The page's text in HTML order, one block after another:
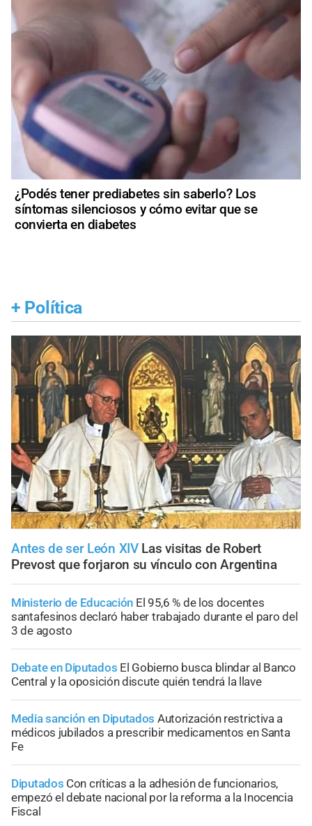
¿Podés tener prediabetes sin saberlo? Los
síntomas silenciosos y cómo evitar que se
convierta en diabetes
+ Política
Antes de ser León XIV Las visitas de Robert
Prevost que forjaron su vínculo con Argentina
Ministerio de Educación El 95,6 % de los docentes
santafesinos declaró haber trabajado durante el paro del
3 de agosto
Debate en Diputados El Gobierno busca blindar al Banco
Central y la oposición discute quién tendrá la llave
Media sanción en Diputados Autorización restrictiva a
médicos jubilados a prescribir medicamentos en Santa
Fe
Diputados Con críticas a la adhesión de funcionarios,
empezó el debate nacional por la reforma a la Inocencia
Fiscal